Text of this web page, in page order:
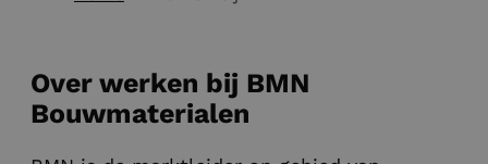
Over werken bij BMN
Bouwmaterialen